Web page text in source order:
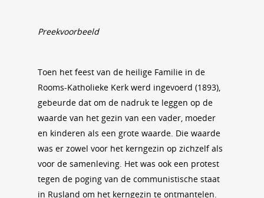
Preekvoorbeeld
Toen het feest van de heilige Familie in de
Rooms-Katholieke Kerk werd ingevoerd (1893),
gebeurde dat om de nadruk te leggen op de
waarde van het gezin van een vader, moeder
en kinderen als een grote waarde. Die waarde
was er zowel voor het kerngezin op zichzelf als
voor de samenleving. Het was ook een protest
tegen de poging van de communistische staat
in Rusland om het kerngezin te ontmantelen.